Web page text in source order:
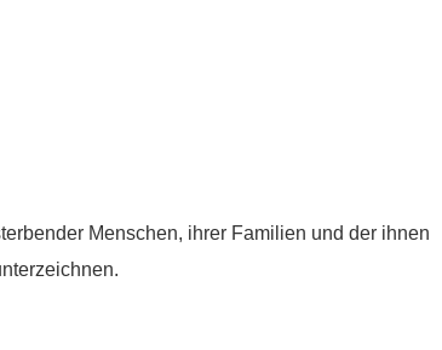
Menschen, ihrer Familien und der ihnen